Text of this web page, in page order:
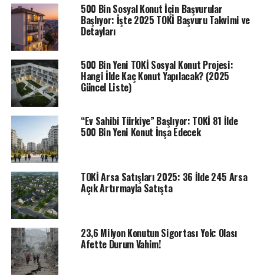
vurgulayan Özhaseki, diğer taraftan da tüm şehirleri
depreme dirençli hale getirmek için büyük mücadele
verdiklerini vurguladı.
Özhaseki, Türkiye’nin bir deprem ülkesi olduğunun altını
çizerek, “Bize düşen şey bir an önce kentlerimizi
depreme dirençli hale getirebilmek. Eğer bir belediye
başkanı kendini vazife süresi içerisinde ve bittiğinde
müsterih olarak kenara çekilmeyi düşünüyorsa, elini
vicdanına koyduğunda, geriye doğru baktığında ‘evet
şehrimi ne kadar hazırladım, ne kadar kentsel dönüşüm
içinde başarılı oldum’ diye mutlaka düşünmesi
gerekiyor.” ifadesini kullandı.
TOKİ’nin Türkiye’nin dört bir yanında imzasının
olduğunu belirten Özhaseki, bakanlığın Yalova’daki
çalışmalarını da paylaştı.
Özhaseki, TOKİ’nin kendisini ispat ettiğini anlatarak,
şöyle devam etti:
500 Bin Sosyal Konut İçin Başvurular
Başlıyor: İşte 2025 TOKİ Başvuru Takvimi ve
Detayları
500 Bin Yeni TOKİ Sosyal Konut Projesi:
Hangi İlde Kaç Konut Yapılacak? (2025
Güncel Liste)
“Ev Sahibi Türkiye” Başlıyor: TOKİ 81 İlde
500 Bin Yeni Konut İnşa Edecek
TOKİ Arsa Satışları 2025: 36 İlde 245 Arsa
Açık Artırmayla Satışta
23,6 Milyon Konutun Sigortası Yok: Olası
Afette Durum Vahim!